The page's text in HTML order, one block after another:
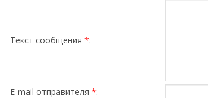
Текст сообщения *:
E-mail отправителя *: